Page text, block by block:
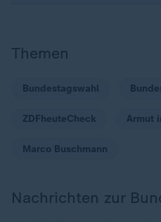
Themen
Bundestagswahl
ZDFheuteCheck Armut
Marco Buschmann
Nachrichten zur